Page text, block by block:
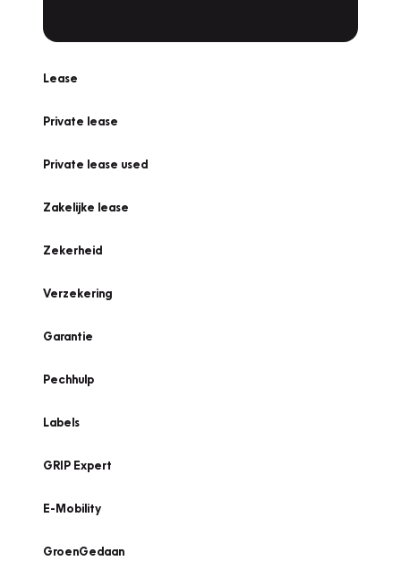
Lease
Private lease
Private lease used
Zakelijke lease
Zekerheid
Verzekering
Garantie
Pechhulp
Labels
GRIP Expert
E-Mobility
GroenGedaan